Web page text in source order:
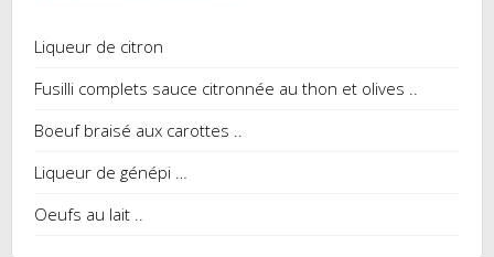
Liqueur de citron
Fusilli complets sauce citronnée au thon et olives ..
Boeuf braisé aux carottes ..
Liqueur de génépi …
Oeufs au lait ..